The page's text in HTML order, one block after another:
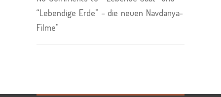
“Lebendige Erde” – die neuen Navdanya-
Filme"